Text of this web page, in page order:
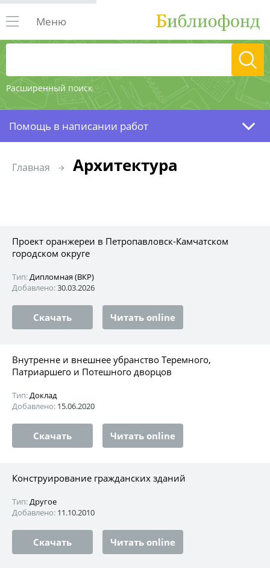
Расширенный поиск
Меню
Помощь в написании работ
Главная Архитектура
Проект оранжереи в Петропавловск-Камчатском
городском округе
Тип:Дипломная (ВКР)
Добавлено:30.03.2026
Скачать Читать online
Внутренне и внешнее убранство Теремного,
Патриаршего и Потешного дворцов
Тип:Доклад
Добавлено: 15.06.2020
Скачать Читать online
Конструирование гражданских зданий
Тип:Другое
Добавлено: 11.10.2010
Скачать Читать online